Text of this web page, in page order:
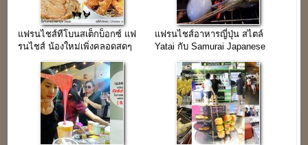
แฟรนไชส์ทีโบนสเต็กบ็อกซ์ แฟ
รนไชส์ น้องใหม่เพิ่งคลอดสดๆ
แฟรนไชส์อาหารญี่ปุ่น สไตล์
Yatai กับ Samurai Japanese